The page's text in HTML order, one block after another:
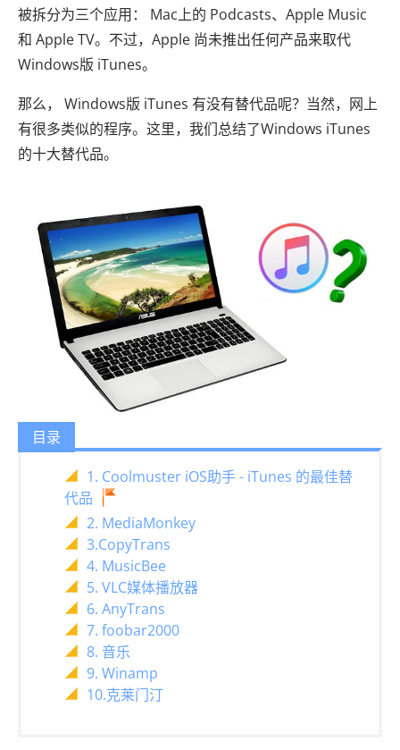
被拆分为三个应用： Mac上的 Podcasts、Apple Music
和 Apple TV。不过，Apple 尚未推出任何产品来取代
Windows版 iTunes。
那么， Windows版 iTunes 有没有替代品呢？当然，网上
有很多类似的程序。这里，我们总结了Windows iTunes
的十大替代品。
目录
1. Coolmuster iOS助手 - iTunes 的最佳替
代品
2. MediaMonkey
3.CopyTrans
4. MusicBee
5. VLC媒体播放器
6. AnyTrans
7. foobar2000
8. 音乐
9. Winamp
10.克莱门汀